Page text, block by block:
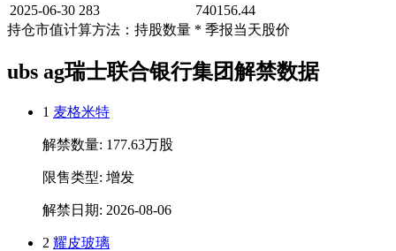
2025-06-30 283
740156.44
持仓市值计算方法：持股数量 * 季报当天股价
ubs ag瑞士联合银行集团解禁数据
1 麦格米特
解禁数量: 177.63万股
限售类型: 增发
解禁日期: 2026-08-06
2 耀皮玻璃